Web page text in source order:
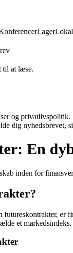
Lager
til at læse.
og privatlivspolitik.
dig nyhedsbrevet,
En
inden for
futureskontrakter,
et markedsindeks.